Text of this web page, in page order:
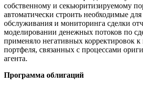
собственному и секьюритизируемому
автоматически строить необходимые
обслуживания и мониторинга сделки
моделировании денежных потоков по
применяло негативных корректировок
портфеля, связанных с процессами
агента.
Программа облигаций